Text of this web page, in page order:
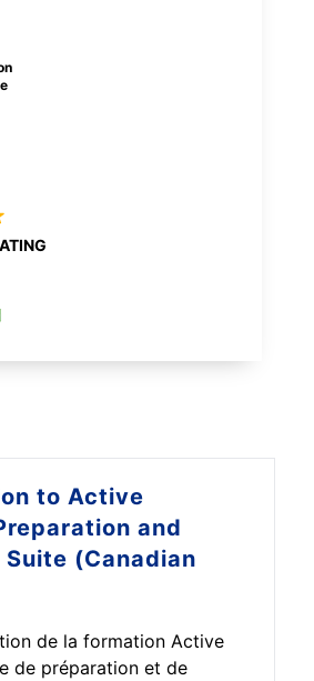
to Active
and
Suite (Canadian
de la formation Active
de préparation et de